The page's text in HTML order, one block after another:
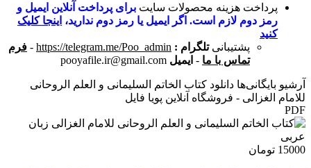
پرداخت هزینه محصولات سایت برای پرداخت آنلاین ایمیل و
رمز دوم لازم است. اگر ایمیل یا رمز دوم ندارید، اینجا کلیک
کنید
پشتیبانی تلگرام : https://telegram.me/Poo_admin
- فرم
تماس با ما - ایمیل pooyafile.ir@gmail.com
آرشیو بایگانی‌ها دانلود کتاب الخاتم السلیمانی و العلم الروحانی
للامام الغزالی - فروشگاه آنلاین پویا فایل
PDF
15000 تومان